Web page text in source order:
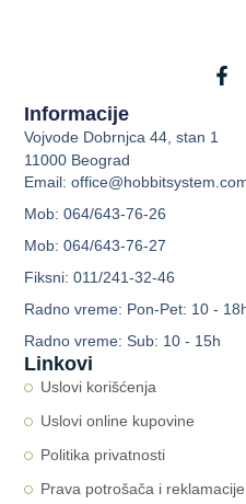
Linkovi
Uslovi korišćenja
Uslovi online kupovine
Politika privatnosti
Prava potrošača i reklamacije
Informacije
Vojvode Dobrnjca 44, stan 1
11000 Beograd
Email:
Mob: 064/643-76-26
Mob: 064/643-76-27
Fiksni: 011/241-32-46
Radno vreme: Pon-Pet: 10 -
Radno vreme: Sub: 10 - 15h